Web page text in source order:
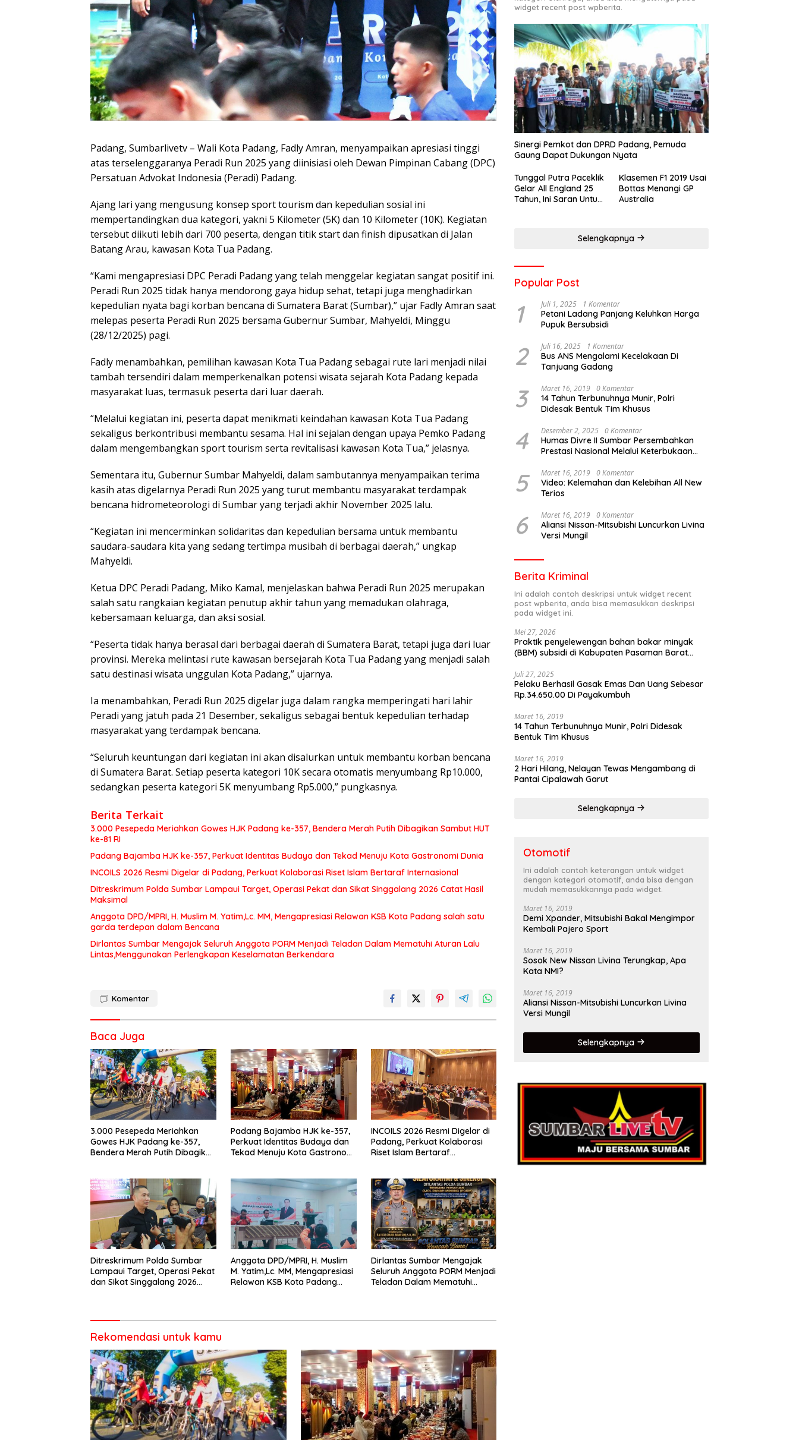
Padang, Sumbarlivetv – Wali Kota Padang, Fadly Amran, menyampaikan apresiasi tinggi
atas terselenggaranya Peradi Run 2025 yang diinisiasi oleh Dewan Pimpinan Cabang (DPC)
Persatuan Advokat Indonesia (Peradi) Padang.
Ajang lari yang mengusung konsep sport tourism dan kepedulian sosial ini
mempertandingkan dua kategori, yakni 5 Kilometer (5K) dan 10 Kilometer (10K). Kegiatan
tersebut diikuti lebih dari 700 peserta, dengan titik start dan finish dipusatkan di Jalan
Batang Arau, kawasan Kota Tua Padang.
“Kami mengapresiasi DPC Peradi Padang yang telah menggelar kegiatan sangat positif ini.
Peradi Run 2025 tidak hanya mendorong gaya hidup sehat, tetapi juga menghadirkan
kepedulian nyata bagi korban bencana di Sumatera Barat (Sumbar),” ujar Fadly Amran saat
melepas peserta Peradi Run 2025 bersama Gubernur Sumbar, Mahyeldi, Minggu
(28/12/2025) pagi.
Fadly menambahkan, pemilihan kawasan Kota Tua Padang sebagai rute lari menjadi nilai
tambah tersendiri dalam memperkenalkan potensi wisata sejarah Kota Padang kepada
masyarakat luas, termasuk peserta dari luar daerah.
“Melalui kegiatan ini, peserta dapat menikmati keindahan kawasan Kota Tua Padang
sekaligus berkontribusi membantu sesama. Hal ini sejalan dengan upaya Pemko Padang
dalam mengembangkan sport tourism serta revitalisasi kawasan Kota Tua,” jelasnya.
Sementara itu, Gubernur Sumbar Mahyeldi, dalam sambutannya menyampaikan terima
kasih atas digelarnya Peradi Run 2025 yang turut membantu masyarakat terdampak
bencana hidrometeorologi di Sumbar yang terjadi akhir November 2025 lalu.
“Kegiatan ini mencerminkan solidaritas dan kepedulian bersama untuk membantu
saudara-saudara kita yang sedang tertimpa musibah di berbagai daerah,” ungkap
Mahyeldi.
Ketua DPC Peradi Padang, Miko Kamal, menjelaskan bahwa Peradi Run 2025 merupakan
salah satu rangkaian kegiatan penutup akhir tahun yang memadukan olahraga,
kebersamaan keluarga, dan aksi sosial.
“Peserta tidak hanya berasal dari berbagai daerah di Sumatera Barat, tetapi juga dari luar
provinsi. Mereka melintasi rute kawasan bersejarah Kota Tua Padang yang menjadi salah
satu destinasi wisata unggulan Kota Padang,” ujarnya.
Ia menambahkan, Peradi Run 2025 digelar juga dalam rangka memperingati hari lahir
Peradi yang jatuh pada 21 Desember, sekaligus sebagai bentuk kepedulian terhadap
masyarakat yang terdampak bencana.
“Seluruh keuntungan dari kegiatan ini akan disalurkan untuk membantu korban bencana
di Sumatera Barat. Setiap peserta kategori 10K secara otomatis menyumbang Rp10.000,
sedangkan peserta kategori 5K menyumbang Rp5.000,” pungkasnya.
Berita Terkait
3.000 Pesepeda Meriahkan Gowes HJK Padang ke-357, Bendera Merah Putih Dibagikan Sambut HUT
ke-81 RI
Padang Bajamba HJK ke-357, Perkuat Identitas Budaya dan Tekad Menuju Kota Gastronomi Dunia
INCOILS 2026 Resmi Digelar di Padang, Perkuat Kolaborasi Riset Islam Bertaraf Internasional
Ditreskrimum Polda Sumbar Lampaui Target, Operasi Pekat dan Sikat Singgalang 2026 Catat Hasil
Maksimal
Anggota DPD/MPRI, H. Muslim M. Yatim,Lc. MM, Mengapresiasi Relawan KSB Kota Padang salah satu
garda terdepan dalam Bencana
Dirlantas Sumbar Mengajak Seluruh Anggota PORM Menjadi Teladan Dalam Mematuhi Aturan Lalu
Lintas,Menggunakan Perlengkapan Keselamatan Berkendara
Komentar
Baca Juga
3.000 Pesepeda Meriahkan
Gowes HJK Padang ke-357,
Bendera Merah Putih Dibagikan
Padang Bajamba HJK ke-357,
Perkuat Identitas Budaya dan
Tekad Menuju Kota Gastronomi
INCOILS 2026 Resmi Digelar di
Padang, Perkuat Kolaborasi
Riset Islam Bertaraf
Ditreskrimum Polda Sumbar
Lampaui Target, Operasi Pekat
dan Sikat Singgalang 2026
Anggota DPD/MPRI, H. Muslim
M. Yatim,Lc. MM, Mengapresiasi
Relawan KSB Kota Padang
Dirlantas Sumbar Mengajak
Seluruh Anggota PORM Menjadi
Teladan Dalam Mematuhi
Berkendara
Rekomendasi untuk kamu
widget recent post wpberita.
Sinergi Pemkot dan DPRD Padang, Pemuda
Gaung Dapat Dukungan Nyata
Tunggal Putra Paceklik
Gelar All England 25
Tahun, Ini Saran Untuk
Klasemen F1 2019 Usai
Bottas Menangi GP
Australia
Selengkapnya
Popular Post
1 Juli 1, 2025 1 Komentar
Petani Ladang Panjang Keluhkan Harga
Pupuk Bersubsidi
2 Juli 16, 2025 1 Komentar
Bus ANS Mengalami Kecelakaan Di
Tanjuang Gadang
3 Maret 16, 2019 0 Komentar
14 Tahun Terbunuhnya Munir, Polri
Didesak Bentuk Tim Khusus
4 Desember 2, 2025 0 Komentar
Humas Divre II Sumbar Persembahkan
Prestasi Nasional Melalui Keterbukaan
5 Maret 16, 2019 0 Komentar
Video: Kelemahan dan Kelebihan All New
Terios
6 Maret 16, 2019 0 Komentar
Aliansi Nissan-Mitsubishi Luncurkan Livina
Versi Mungil
Berita Kriminal
Ini adalah contoh deskripsi untuk widget recent
post wpberita, anda bisa memasukkan deskripsi
pada widget ini.
Mei 27, 2026
Praktik penyelewengan bahan bakar minyak
(BBM) subsidi di Kabupaten Pasaman Barat
Juli 27, 2025
Pelaku Berhasil Gasak Emas Dan Uang Sebesar
Rp.34.650.00 Di Payakumbuh
Maret 16, 2019
14 Tahun Terbunuhnya Munir, Polri Didesak
Bentuk Tim Khusus
Maret 16, 2019
2 Hari Hilang, Nelayan Tewas Mengambang di
Pantai Cipalawah Garut
Selengkapnya
Otomotif
Ini adalah contoh keterangan untuk widget
dengan kategori otomotif, anda bisa dengan
mudah memasukkannya pada widget.
Maret 16, 2019
Demi Xpander, Mitsubishi Bakal Mengimpor
Kembali Pajero Sport
Maret 16, 2019
Sosok New Nissan Livina Terungkap, Apa
Kata NMI?
Maret 16, 2019
Aliansi Nissan-Mitsubishi Luncurkan Livina
Versi Mungil
Selengkapnya